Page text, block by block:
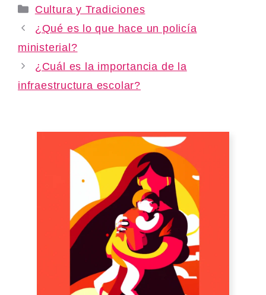
Categories
Cultura y Tradiciones
¿Qué es lo que hace un policía
ministerial?
¿Cuál es la importancia de la
infraestructura escolar?